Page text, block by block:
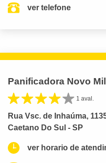
ver telefone
Panificadora Novo
1 aval.
Rua Vsc. de Inhaúma,
Caetano Do Sul - SP
ver horario de